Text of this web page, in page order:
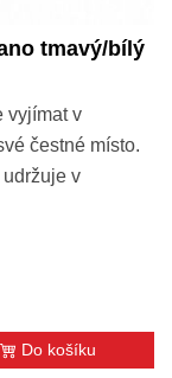
tmavý/bílý
vyjímat v
čestné místo.
v
Do košíku